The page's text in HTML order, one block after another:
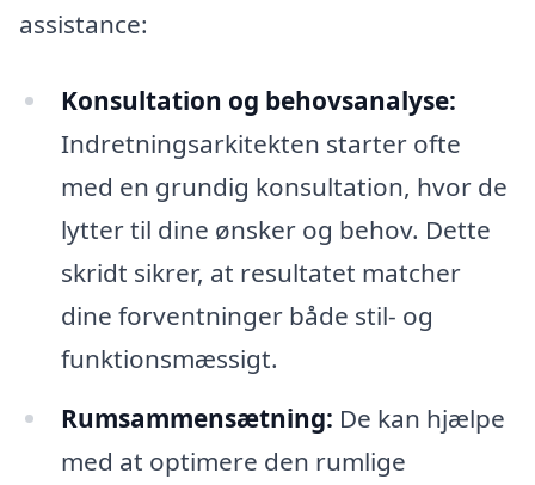
assistance:
Konsultation og behovsanalyse:
Indretningsarkitekten starter ofte
med en grundig konsultation, hvor de
lytter til dine ønsker og behov. Dette
skridt sikrer, at resultatet matcher
dine forventninger både stil- og
funktionsmæssigt.
Rumsammensætning: De kan hjælpe
med at optimere den rumlige